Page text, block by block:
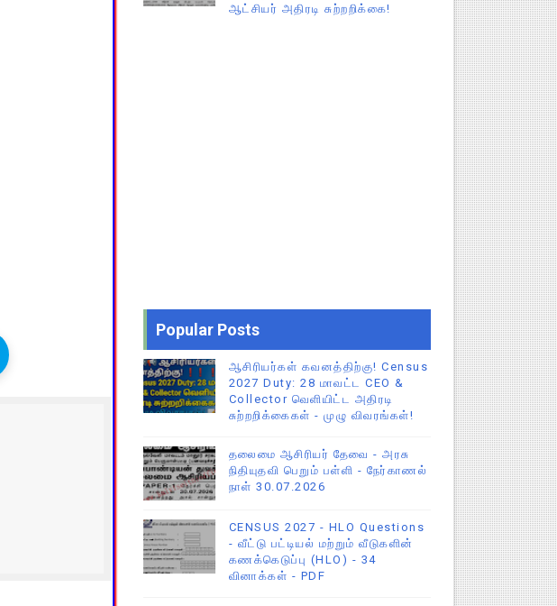
ஆட்சியர் அதிரடி சுற்றறிக்கை!
Popular Posts
ஆசிரியர்கள் கவனத்திற்கு! Census
2027 Duty: 28 மாவட்ட CEO &
Collector வெளியிட்ட அதிரடி
சுற்றறிக்கைகள் - முழு விவரங்கள்!
தலைமை ஆசிரியர் தேவை - அரசு
நிதியுதவி பெறும் பள்ளி - நேர்காணல்
நாள் 30.07.2026
CENSUS 2027 - HLO Questions
- வீட்டு பட்டியல் மற்றும் வீடுகளின்
கணக்கெடுப்பு (HLO) - 34
வினாக்கள் - PDF